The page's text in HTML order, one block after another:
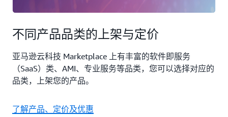
不同产品品类的上架与定价
亚马逊云科技 Marketplace 上有丰富的软件即服务
（SaaS）类、AMI、专业服务等品类，您可以选择对应的
品类，上架您的产品。
了解产品、定价及优惠